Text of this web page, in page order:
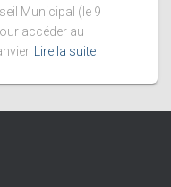
Municipal (le 9
accéder au
Lire la suite